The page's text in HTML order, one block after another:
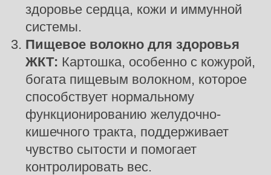
здоровье сердца, кожи и иммунной
системы.
Пищевое волокно для здоровья
ЖКТ: Картошка, особенно с кожурой,
богата пищевым волокном, которое
способствует нормальному
функционированию желудочно-
кишечного тракта, поддерживает
чувство сытости и помогает
контролировать вес.